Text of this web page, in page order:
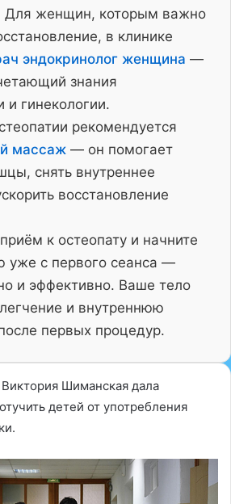
Для женщин, которым важно
в клинике
эндокринолог женщина —
знания
и гинекологии.
рекомендуется
массаж — он помогает
снять внутреннее
восстановление
к остеопату и начните
уже с первого сеанса —
и эффективно. Ваше тело
и внутреннюю
первых процедур.
Шиманская дала
детей от употребления